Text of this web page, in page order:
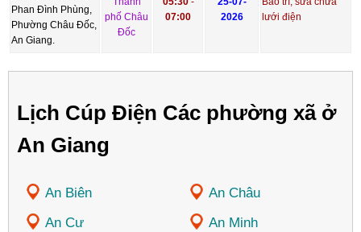
Phan Đình Phùng,
Phường Châu Đốc,
An Giang.
phố Châu
Đốc
07:00
2026
lưới điện
Lịch Cúp Điện Các phường xã ở
An Giang
An Biên
An Châu
An Cư
An Minh